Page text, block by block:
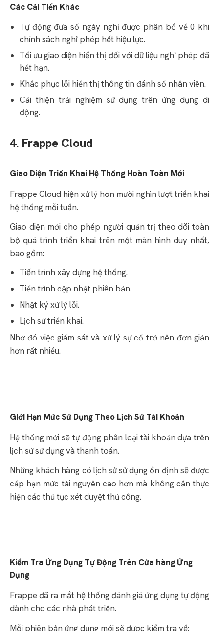
Các Cải Tiến Khác
Tự động đưa số ngày nghỉ được phân bổ về 0 khi
chính sách nghỉ phép hết hiệu lực.
Tối ưu giao diện hiển thị đối với dữ liệu nghỉ phép đã
hết hạn.
Khắc phục lỗi hiển thị thông tin đánh số nhân viên.
Cải thiện trải nghiệm sử dụng trên ứng dụng di
động.
4. Frappe Cloud
Giao Diện Triển Khai Hệ Thống Hoàn Toàn Mới
Frappe Cloud hiện xử lý hơn mười nghìn lượt triển khai
hệ thống mỗi tuần.
Giao diện mới cho phép người quản trị theo dõi toàn
bộ quá trình triển khai trên một màn hình duy nhất,
bao gồm:
Tiến trình xây dựng hệ thống.
Tiến trình cập nhật phiên bản.
Nhật ký xử lý lỗi.
Lịch sử triển khai.
Nhờ đó việc giám sát và xử lý sự cố trở nên đơn giản
hơn rất nhiều.
Giới Hạn Mức Sử Dụng Theo Lịch Sử Tài Khoản
Hệ thống mới sẽ tự động phân loại tài khoản dựa trên
lịch sử sử dụng và thanh toán.
Những khách hàng có lịch sử sử dụng ổn định sẽ được
cấp hạn mức tài nguyên cao hơn mà không cần thực
hiện các thủ tục xét duyệt thủ công.
Kiểm Tra Ứng Dụng Tự Động Trên Cửa hàng Ứng
Dụng
Frappe đã ra mắt hệ thống đánh giá ứng dụng tự động
dành cho các nhà phát triển.
Mỗi phiên bản ứng dụng mới sẽ được kiểm tra về: